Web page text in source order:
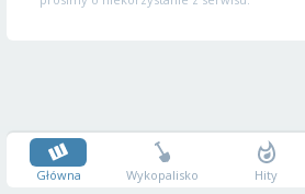
Główna Wykopalisko Hity